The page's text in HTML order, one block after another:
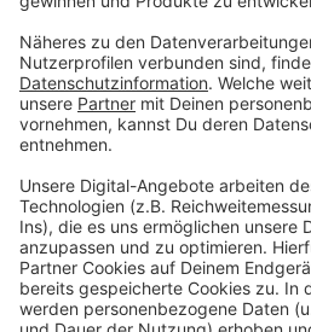
Beschäftigte empfehlen neue
Bekanntenkreis, lobte der stellv.
Hauptgeschäftsführer des
Jonetzko. Vor kurzen wurde
Grunewald in Bocholt
Anzeige